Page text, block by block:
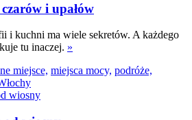
i upałów
i kuchni ma wiele sekretów. A każdego
tu inaczej. »
miejsce, miejsca mocy, podróże,